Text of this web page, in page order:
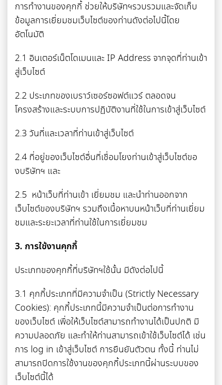
การทำงานของคุกกี้ ช่วยให้บริษัทฯรวบรวมและจัดเก็บ
ข้อมูลการเยี่ยมชมเว็บไซต์ของท่านดังต่อไปนี้โดย
อัตโนมัติ
2.1 อินเตอร์เน็ตโดเมนและ IP Address จากจุดที่ท่านเข้า
สู่เว็บไซต์
2.2 ประเภทของเบราว์เซอร์ซอฟต์แวร์ ตลอดจน
โครงสร้างและระบบการปฏิบัติงานที่ใช้ในการเข้าสู่เว็บไซต์
2.3 วันที่และเวลาที่ท่านเข้าสู่เว็บไซต์
2.4 ที่อยู่ของเว็บไซต์อื่นที่เชื่อมโยงท่านเข้าสู่เว็บไซต์ขอ
งบริษัทฯ และ
2.5 หน้าเว็บที่ท่านเข้า เยี่ยมชม และนำท่านออกจาก
เว็บไซต์ของบริษัทฯ รวมถึงเนื้อหาบนหน้าเว็บที่ท่านเยี่ยม
ชมและระยะเวลาที่ท่านใช้ในการเยี่ยมชม
3. การใช้งานคุกกี้
ประเภทของคุกกี้ที่บริษัทฯใช้นั้น มีดังต่อไปนี้
3.1 คุกกี้ประเภทที่มีความจำเป็น (Strictly Necessary
Cookies): คุกกี้ประเภทนี้มีความจำเป็นต่อการทำงาน
ของเว็บไซต์ เพื่อให้เว็บไซต์สามารถทำงานได้เป็นปกติ มี
ความปลอดภัย และทำให้ท่านสามารถเข้าใช้เว็บไซต์ได้ เช่น
การ log in เข้าสู่เว็บไซต์ การยืนยันตัวตน ทั้งนี้ ท่านไม่
สามารถปิดการใช้งานของคุกกี้ประเภทนี้ผ่านระบบของ
เว็บไซต์นี้ได้